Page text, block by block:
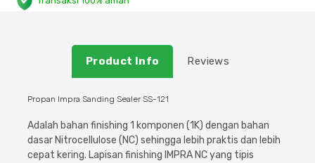
Sanitari & Aksesorisnya
Aksesoris Dapur
Peralatan & Perkakas
Besi Profil & Plat
Produk Pracetak
Besi Profil & Baja
Pompa dan Pipa
Lampu & Listrik
Product Info Reviews
Propan Impra Sanding Sealer SS-121
Adalah bahan finishing 1 komponen (1K) dengan bahan
dasar Nitrocellulose (NC) sehingga lebih praktis dan lebih
cepat kering. Lapisan finishing IMPRA NC yang tipis